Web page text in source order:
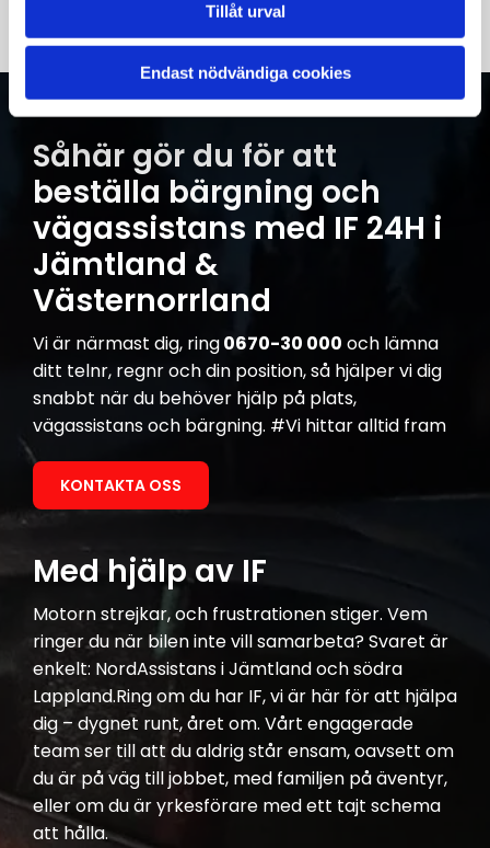
Tillåt urval
Endast nödvändiga cookies
Såhär gör du för att
beställa bärgning och
vägassistans med IF 24H i
Jämtland &
Västernorrland
Vi är närmast dig, ring0670-30 000 och lämna
ditt telnr, regnr och din position, så hjälper vi dig
snabbt när du behöver hjälp på plats,
vägassistans och bärgning. #Vi hittar alltid fram
KONTAKTA OSS
Med hjälp av IF
Motorn strejkar, och frustrationen stiger. Vem
ringer du när bilen inte vill samarbeta? Svaret är
enkelt: NordAssistans i Jämtland och södra
Lappland.Ring om du har IF, vi är här för att hjälpa
dig – dygnet runt, året om. Vårt engagerade
team ser till att du aldrig står ensam, oavsett om
du är på väg till jobbet, med familjen på äventyr,
eller om du är yrkesförare med ett tajt schema
att hålla.